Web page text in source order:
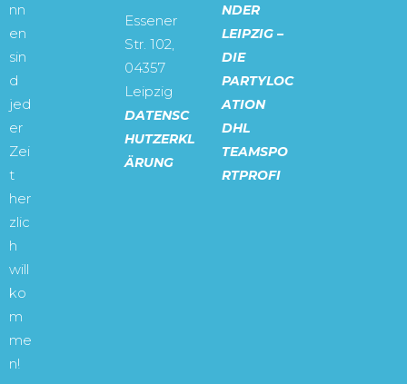
nn
en
sin
d
jed
er
Zei
t
her
zlic
h
will
ko
m
me
n!
Essener
Str. 102,
04357
Leipzig
DATENSC
HUTZERKL
ÄRUNG
NDER
LEIPZIG –
DIE
PARTYLOC
ATION
DHL
TEAMSPO
RTPROFI